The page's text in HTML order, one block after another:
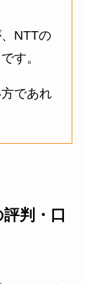
NTTの
す。
であれ
判・口